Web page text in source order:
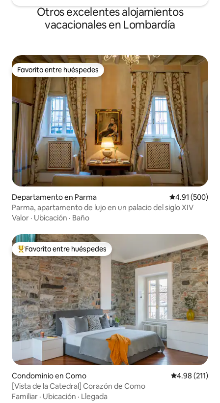
Otros excelentes alojamientos
vacacionales en Lombardía
Favorito entre huéspedes
Favorito entre huéspedes
Departamento en Parma Calificación
4.91 (500)
Parma, apartamento de lujo en un palacio del siglo XIV
Valor · Ubicación · Baño
De los mejores en Favorito entre huéspedes
Favorito entre huéspedes
Condominio en Como Calificación
4.98 (211)
[Vista de la Catedral] Corazón de Como
Familiar · Ubicación · Llegada